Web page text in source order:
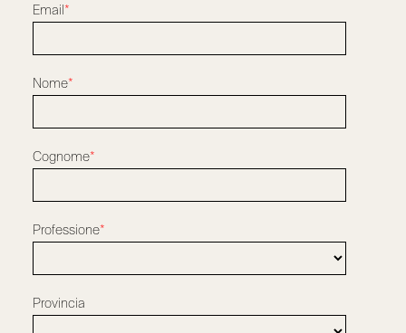
Email*
Nome*
Cognome*
Professione*
Provincia